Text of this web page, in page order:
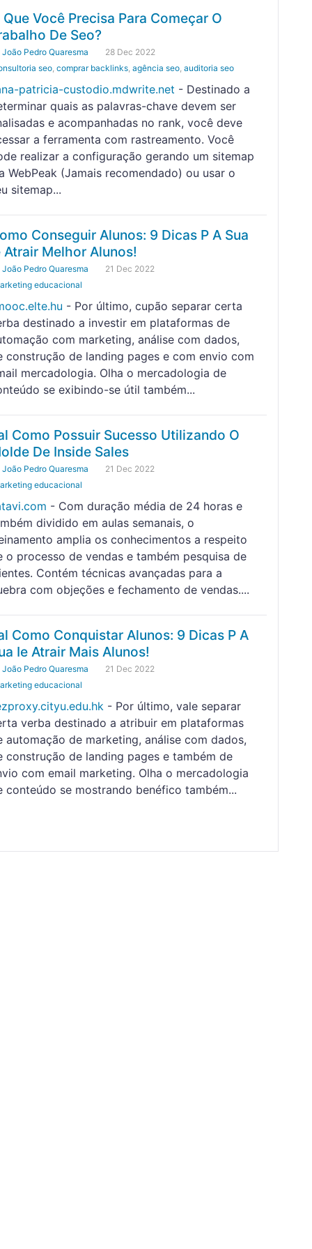
Que Você Precisa Para Começar O
De Seo?
João Pedro Quaresma
28 Dec 2022
seo, comprar backlinks, agência seo, auditoria seo
patricia-custodio.mdwrite.net - Destinado a
quais as palavras-chave devem ser
e acompanhadas no rank, você deve
a ferramenta com rastreamento. Você
realizar a configuração gerando um sitemap
WebPeak (Jamais recomendado) ou usar o
sitemap...
Conseguir Alunos: 9 Dicas P A Sua
Atrair Melhor Alunos!
João Pedro Quaresma
21 Dec 2022
educacional
- Por último, cupão separar certa
destinado a investir em plataformas de
com marketing, análise com dados,
construção de landing pages e com envio com
mercadologia. Olha o mercadologia de
se exibindo-se útil também...
Como Possuir Sucesso Utilizando O
De Inside Sales
João Pedro Quaresma
21 Dec 2022
educacional
- Com duração média de 24 horas e
dividido em aulas semanais, o
amplia os conhecimentos a respeito
o processo de vendas e também pesquisa de
Contém técnicas avançadas para a
com objeções e fechamento de vendas....
Como Conquistar Alunos: 9 Dicas P A
Ie Atrair Mais Alunos!
João Pedro Quaresma
21 Dec 2022
educacional
- Por último, vale separar
verba destinado a atribuir em plataformas
automação de marketing, análise com dados,
construção de landing pages e também de
com email marketing. Olha o mercadologia
conteúdo se mostrando benéfico também...